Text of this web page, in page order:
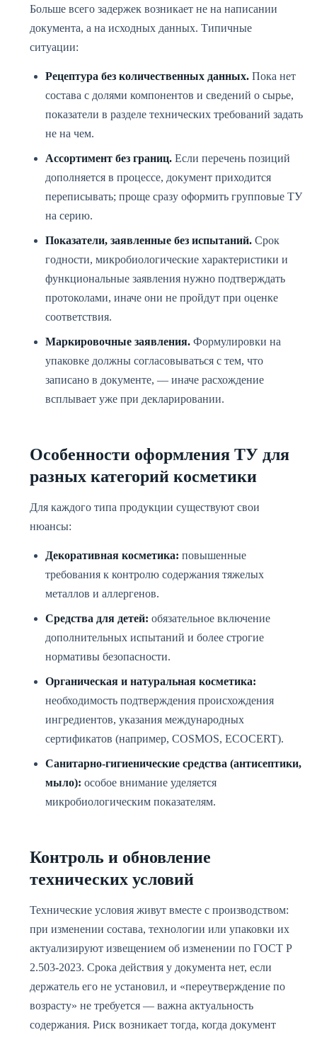
Больше всего задержек возникает не на написании
документа, а на исходных данных. Типичные
ситуации:
Рецептура без количественных данных. Пока нет
состава с долями компонентов и сведений о сырье,
показатели в разделе технических требований задать
не на чем.
Ассортимент без границ. Если перечень позиций
дополняется в процессе, документ приходится
переписывать; проще сразу оформить групповые ТУ
на серию.
Показатели, заявленные без испытаний. Срок
годности, микробиологические характеристики и
функциональные заявления нужно подтверждать
протоколами, иначе они не пройдут при оценке
соответствия.
Маркировочные заявления. Формулировки на
упаковке должны согласовываться с тем, что
записано в документе, — иначе расхождение
всплывает уже при декларировании.
Особенности оформления ТУ для
разных категорий косметики
Для каждого типа продукции существуют свои
нюансы:
Декоративная косметика: повышенные
требования к контролю содержания тяжелых
металлов и аллергенов.
Средства для детей: обязательное включение
дополнительных испытаний и более строгие
нормативы безопасности.
Органическая и натуральная косметика:
необходимость подтверждения происхождения
ингредиентов, указания международных
сертификатов (например, COSMOS, ECOCERT).
Санитарно-гигиенические средства (антисептики,
мыло): особое внимание уделяется
микробиологическим показателям.
Контроль и обновление
технических условий
Технические условия живут вместе с производством:
при изменении состава, технологии или упаковки их
актуализируют извещением об изменении по ГОСТ Р
2.503-2023. Срока действия у документа нет, если
держатель его не установил, и «переутверждение по
возрасту» не требуется — важна актуальность
содержания. Риск возникает тогда, когда документ